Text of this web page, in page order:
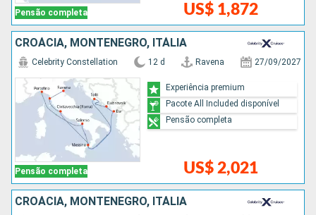
Pensão completa US$ 1,872
CROÁCIA, MONTENEGRO, ITÁLIA
Pensão completa
Celebrity Constellation 12 d Ravena 27/09/2027
US$ 2,021
Experiência premium
Pacote All Included disponível
Pensão completa
CROÁCIA, MONTENEGRO, ITÁLIA